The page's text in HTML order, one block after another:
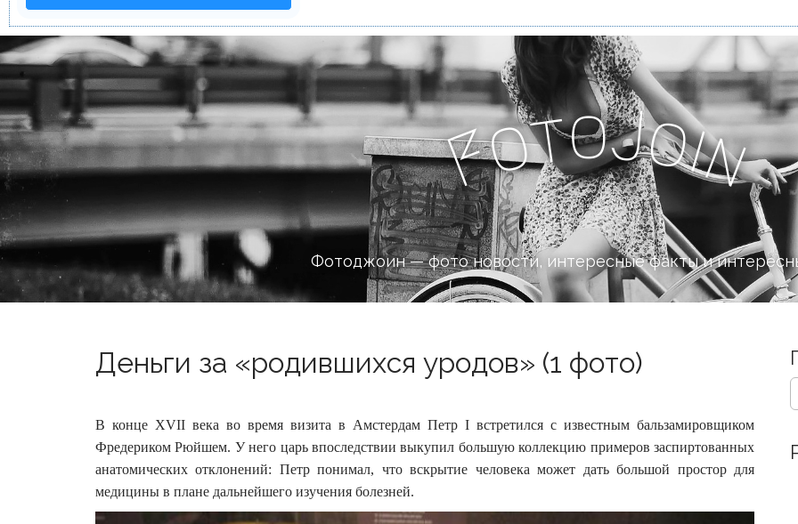
FotoJoi
n
Фотоджоин — фото новости, интересные факты и
Деньги за «родившихся уродов» (1 фото)
В конце XVII века во время визита в Амстердам Петр I встретился с известным бальзамировщиком
Фредериком Рюйшем. У него царь впоследствии выкупил большую коллекцию примеров заспиртованных
анатомических отклонений: Петр понимал, что вскрытие человека может дать большой простор для
медицины в плане дальнейшего изучения болезней.
S
e
c